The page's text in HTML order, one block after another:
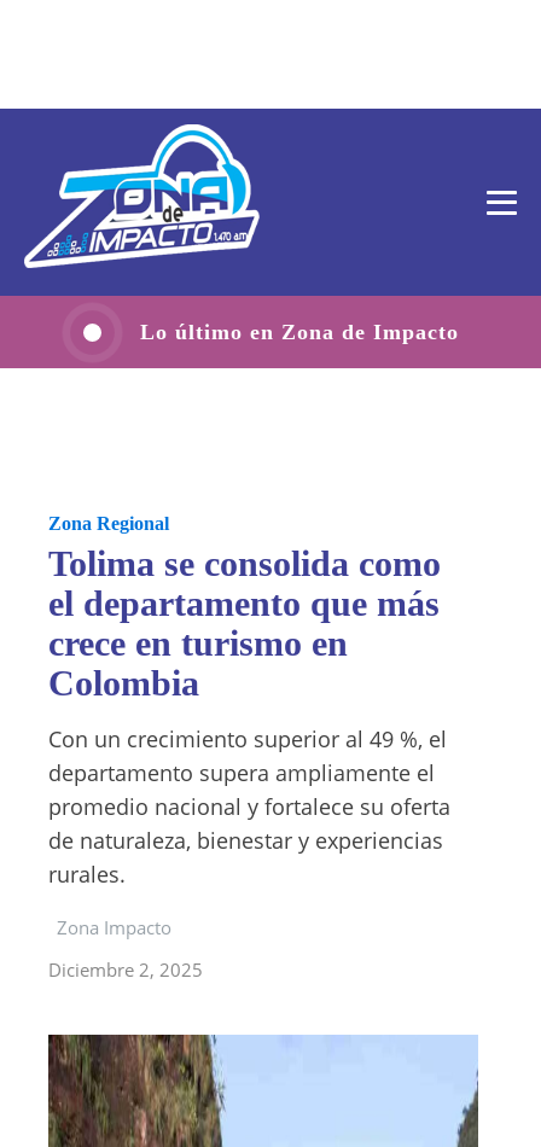
Lo último en Zona de Impacto
Zona Regional
Tolima se consolida como
el departamento que más
crece en turismo en
Colombia
Con un crecimiento superior al 49 %, el
departamento supera ampliamente el
promedio nacional y fortalece su oferta
de naturaleza, bienestar y experiencias
rurales.
Zona Impacto
Diciembre 2, 2025